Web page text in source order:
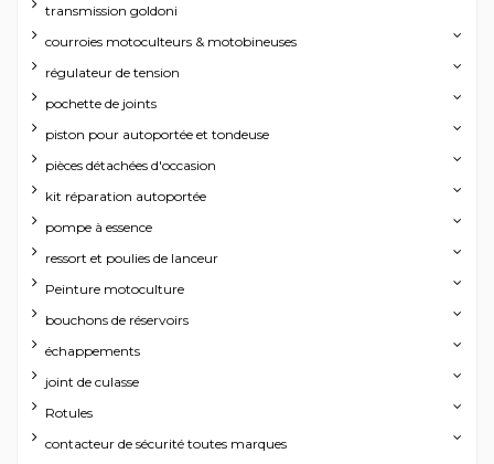
transmission goldoni
courroies motoculteurs & motobineuses
régulateur de tension
pochette de joints
piston pour autoportée et tondeuse
pièces détachées d'occasion
kit réparation autoportée
pompe à essence
ressort et poulies de lanceur
Peinture motoculture
bouchons de réservoirs
échappements
joint de culasse
Rotules
contacteur de sécurité toutes marques